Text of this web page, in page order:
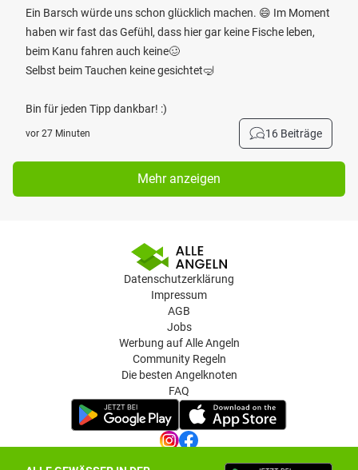
Ein Barsch würde uns schon glücklich machen. 😄 Im Moment
haben wir fast das Gefühl, dass hier gar keine Fische leben,
beim Kanu fahren auch keine🥴
Selbst beim Tauchen keine gesichtet🤿
Bin für jeden Tipp dankbar! :)
vor 27 Minuten 16 Beiträge
Mehr anzeigen
Datenschutzerklärung
Impressum
AGB
Jobs
Werbung auf Alle Angeln
Community Regeln
Die besten Angelknoten
FAQ